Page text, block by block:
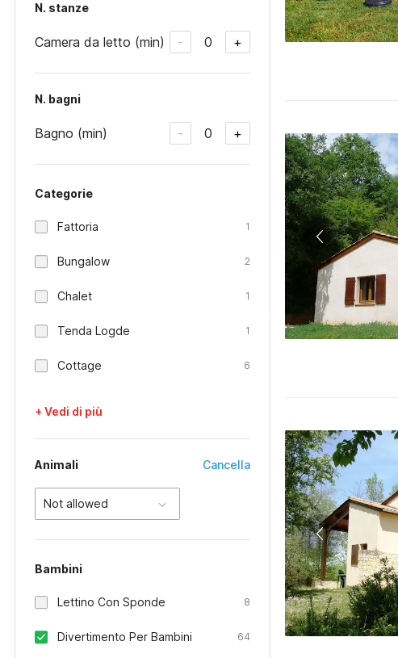
N. stanze
Camera da letto (min) - 0 +
N. bagni
Bagno (min) - 0 +
Categorie
Fattoria 1
Bungalow 2
Chalet 1
Tenda Logde 1
Cottage 6
+ Vedi di più
Animali Cancella
Not allowed
Bambini
Lettino Con Sponde 8
Divertimento Per Bambini 64